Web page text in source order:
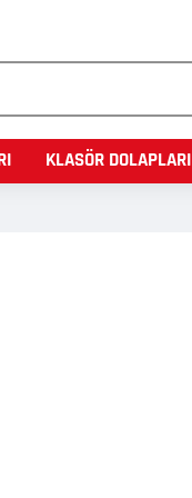
KLASÖR DOLAPLARI